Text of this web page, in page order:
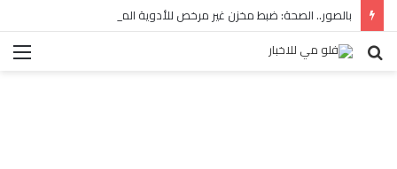
بالصور.. الصحة: ضبط مخزن غير مرخص للأدوية المهربة بالبساتين
بحث